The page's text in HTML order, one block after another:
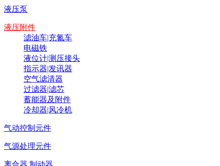
液压泵
液压附件
滤油车|充氮车
电磁铁
液位计|测压接头
指示器|发讯器
空气滤清器
过滤器|滤芯
蓄能器及附件
冷却器|风冷机
气动控制元件
气源处理元件
离合器 制动器